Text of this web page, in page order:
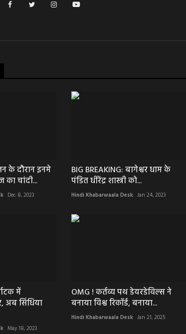
के दौरान इनमे
चांदी...
Dec 8, 2023
BIG BREAKING: बागेश्वर धाम के
पंडित धीरेंद्र शास्त्री को...
Hindi Khabarwaala Desk Jan 24, 2023
में
सिंधिया
May 18, 2023
OMG ! कर्तव्य पथ डेयरडेविल्स ने
बनाया विश्व रिकॉर्ड, बनाया...
Hindi Khabarwaala Desk Jan 21, 2025